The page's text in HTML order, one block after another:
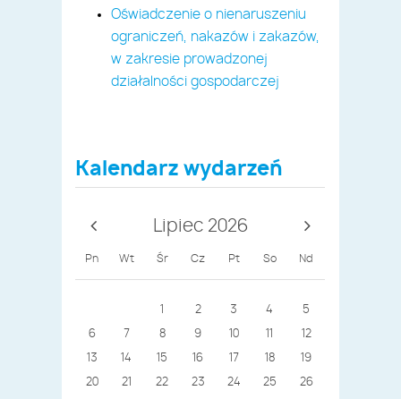
Oświadczenie o nienaruszeniu
ograniczeń, nakazów i zakazów,
w zakresie prowadzonej
działalności gospodarczej
Kalendarz wydarzeń
Lipiec 2026
Pn Wt Śr Cz Pt So Nd
1 2 3 4 5
6 7 8 9 10 11 12
13 14 15 16 17 18 19
20 21 22 23 24 25 26